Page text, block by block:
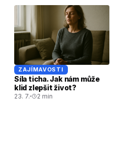
ZAJÍMAVOSTI
Síla ticha. Jak nám může
klid zlepšit život?
23. 7. 2 min